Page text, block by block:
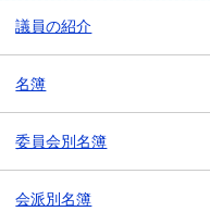
議員の紹介
名簿
委員会別名簿
会派別名簿